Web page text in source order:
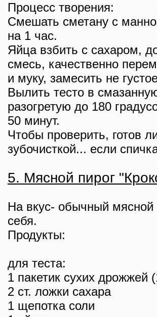
Процесс творения:
Смешать сметану с
на 1 час.
Яйца взбить с сахаром,
смесь, качественно
и муку, замесить не
Вылить тесто в
разогретую до 180
50 минут.
Чтобы проверить, готов
зубочисткой... если
5. Мясной пирог
На вкус- обычный мясной
себя.
Продукты:
для теста:
1 пакетик сухих дрожжей
2 ст. ложки сахара
1 щепотка соли